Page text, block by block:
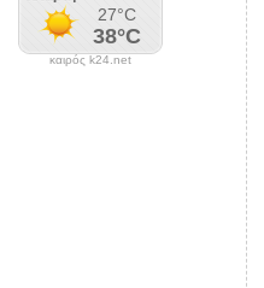
καιρός k24.net